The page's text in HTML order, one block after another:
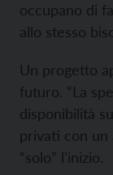
occupano di
allo stesso
Un progetto
futuro. “La
disponibilità
privati con un
“solo” l'inizio.